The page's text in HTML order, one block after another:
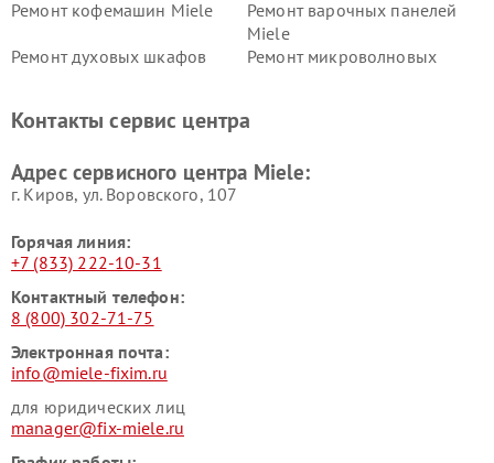
Ремонт кофемашин Miele
Ремонт варочных панелей
Miele
Ремонт духовых шкафов
Ремонт микроволновых
Miele
Miele
пылесосов Miele
Контакты сервис центра
Адрес сервисного центра Miele:
г. Киров, ул. Воровского, 107
Горячая линия:
+7 (833) 222-10-31
Контактный телефон:
8 (800) 302-71-75
Электронная почта:
info@miele-fixim.ru
для юридических лиц
manager@fix-miele.ru